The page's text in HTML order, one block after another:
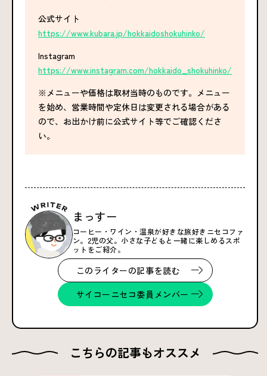
公式サイト
https://www.kubara.jp/hokkaidoshokuhinko/
Instagram
https://www.instagram.com/hokkaido_shokuhinko/
※メニューや価格は取材当時のものです。メニュー
を始め、営業時間や定休日は変更される場合がある
ので、お出かけ前に公式サイト等でご確認くださ
い。
まっすー
コーヒー・ワイン・温泉が好きな旅好きニセコファ
ン。2児の父。小さな子どもと一緒に楽しめるスポ
ットをご紹介。
このライターの記事を読む
サイコーニセコ委員メンバー
こちらの記事もオススメ